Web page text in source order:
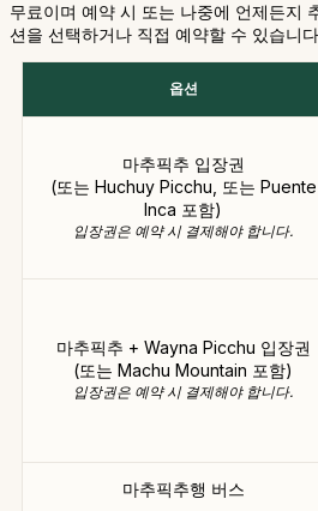
무료이며 예약 시 또는 나중에 언제든지
션을 선택하거나 직접 예약할 수 있습니
옵션
마추픽추 입장권
(또는 Huchuy Picchu, 또는 Puente
Inca 포함)
입장권은 예약 시 결제해야 합니다.
마추픽추 + Wayna Picchu 입장권
(또는 Machu Mountain 포함)
입장권은 예약 시 결제해야 합니다.
마추픽추행 버스